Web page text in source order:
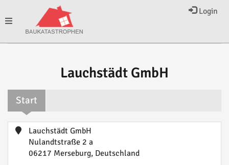
Login
Toggle
Lauchstädt GmbH
Start
Lauchstädt GmbH
Nulandtstraße 2 a
06217 Merseburg, Deutschland